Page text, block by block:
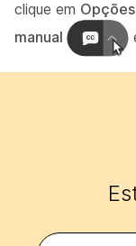
clique em
manual